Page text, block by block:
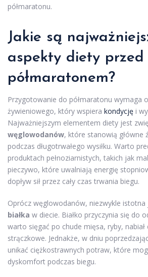
półmaratonu.
Jakie są
aspekty diety przed
półmaratonem?
Przygotowanie do półmaratonu wymaga
żywieniowego, który wspiera kondycję i
Najważniejszym elementem diety jest
węglowodanów, które stanowią główne
podczas długotrwałego wysiłku. Warto
produktach pełnoziarnistych, takich jak
pieczywo, które uwalniają energię
dopływ sił przez cały czas trwania biegu.
Oprócz węglowodanów, niezwykle istotna
białka w diecie. Białko przyczynia się do
warto sięgać po chude mięsa, ryby,
strączkowe. Jednakże, w dniu
unikać ciężkostrawnych potraw, które
dyskomfort podczas biegu.